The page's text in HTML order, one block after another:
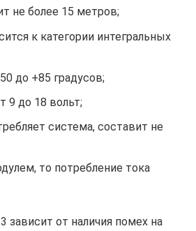
не более 15 метров;
к категории интегральных
до +85 градусов;
9 до 18 вольт;
система, составит не
то потребление тока
зависит от наличия помех на